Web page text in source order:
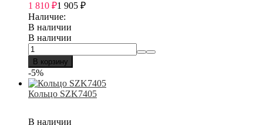
1 810 ₽1 905 ₽
Наличие:
В наличии
В наличии
В корзину
-5%
Кольцо SZK7405
В наличии